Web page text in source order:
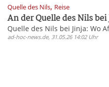
Quelle des Nils, Reise
An der Quelle des Nils
Quelle des Nils bei Jinja: Wo
ad-hoc-news.de, 31.05.26 14:02 Uhr